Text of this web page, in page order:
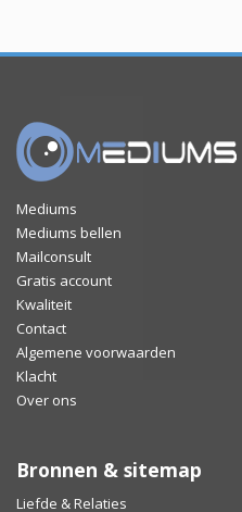
Mediums
Mediums bellen
Mailconsult
Gratis account
Kwaliteit
Contact
Algemene voorwaarden
Klacht
Over ons
Bronnen & sitemap
Liefde & Relaties